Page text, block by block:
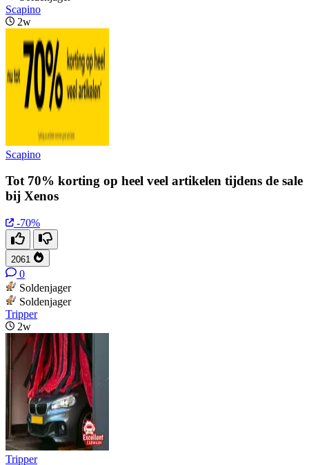
Scapino
2w
Scapino
Tot 70% korting op heel veel artikelen tijdens de sale
bij Xenos
-70%
2061
0
Soldenjager
Soldenjager
Tripper
2w
Tripper